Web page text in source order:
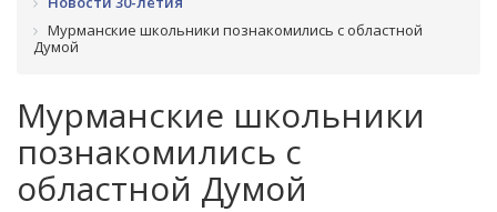
Мурманские школьники познакомились с областной
Думой
Мурманские школьники
познакомились с
областной Думой